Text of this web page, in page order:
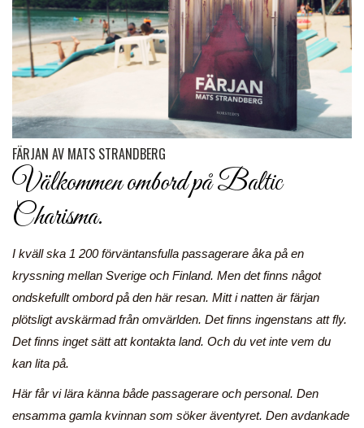
FÄRJAN AV MATS STRANDBERG
Välkommen ombord på Baltic
Charisma.
I kväll ska 1 200 förväntansfulla passagerare åka på en
kryssning mellan Sverige och Finland. Men det finns något
ondskefullt ombord på den här resan. Mitt i natten är färjan
plötsligt avskärmad från omvärlden. Det finns ingenstans att fly.
Det finns inget sätt att kontakta land. Och du vet inte vem du
kan lita på.
Här får vi lära känna både passagerare och personal. Den
ensamma gamla kvinnan som söker äventyret. Den avdankade